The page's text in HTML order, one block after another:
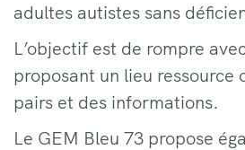
adultes autistes sans
L’objectif est de rompre
proposant un lieu ressource
pairs et des informations.
Le GEM Bleu 73 propose